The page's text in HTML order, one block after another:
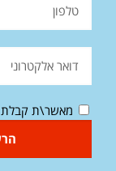
מאשר\ת קבלת